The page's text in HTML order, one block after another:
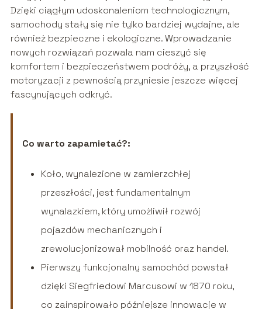
Dzięki ciągłym udoskonaleniom technologicznym,
samochody stały się nie tylko bardziej wydajne, ale
również bezpieczne i ekologiczne. Wprowadzanie
nowych rozwiązań pozwala nam cieszyć się
komfortem i bezpieczeństwem podróży, a przyszłość
motoryzacji z pewnością przyniesie jeszcze więcej
fascynujących odkryć.
Co warto zapamietać?:
Koło, wynalezione w zamierzchłej
przeszłości, jest fundamentalnym
wynalazkiem, który umożliwił rozwój
pojazdów mechanicznych i
zrewolucjonizował mobilność oraz handel.
Pierwszy funkcjonalny samochód powstał
dzięki Siegfriedowi Marcusowi w 1870 roku,
co zainspirowało późniejsze innowacje w